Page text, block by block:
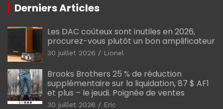
Derniers Articles
Les DAC coûteux sont inutiles en 2026,
procurez-vous plutôt un bon amplificateur
30 juillet 2026 Lionel
Brooks Brothers 25 % de réduction
supplémentaire sur la liquidation, 87 $ AF1
et plus – le jeudi. Poignée de ventes
30 juillet 2026 Eric